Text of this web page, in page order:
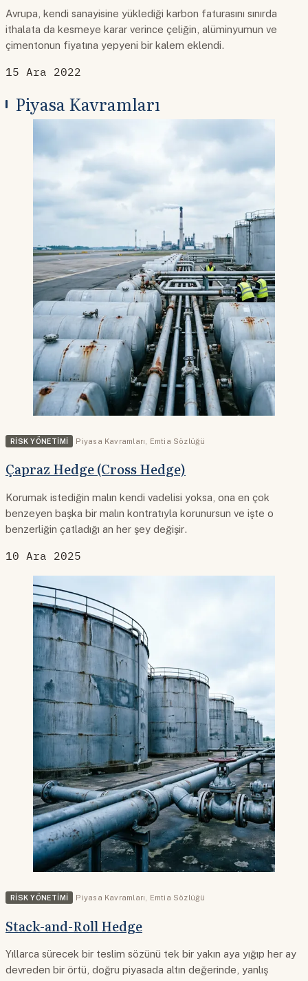
Avrupa, kendi sanayisine yüklediği karbon faturasını sınırda
ithalata da kesmeye karar verince çeliğin, alüminyumun ve
çimentonun fiyatına yepyeni bir kalem eklendi.
15 Ara 2022
Piyasa Kavramları
RISK YÖNETIMI Piyasa Kavramları Emtia Sözlüğü
Çapraz Hedge (Cross Hedge)
Korumak istediğin malın kendi vadelisi yoksa, ona en çok
benzeyen başka bir malın kontratıyla korunursun ve işte o
benzerliğin çatladığı an her şey değişir.
10 Ara 2025
RISK YÖNETIMI Piyasa Kavramları Emtia Sözlüğü
Stack-and-Roll Hedge
Yıllarca sürecek bir teslim sözünü tek bir yakın aya yığıp her ay
devreden bir örtü, doğru piyasada altın değerinde, yanlış